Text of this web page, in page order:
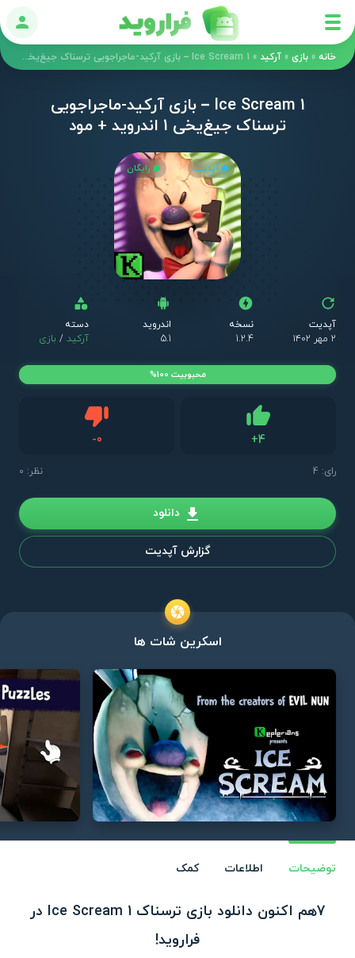
ورود
خانه » بازی » آرکید » Ice Scream 1 – بازی آرکید-ماجراجویی ترسناک جیغ‌یخی 1 اندروید + مود
Ice Scream 1 – بازی آرکید-ماجراجویی
ترسناک جیغ‌یخی 1 اندروید + مود
آپدیت رایگان
آپدیت
۲ مهر ۱۴۰۲
نسخه
1.2.4
اندروید
5.1
دسته
آرکید / بازی
+4
-0دیس لایک
رای: 4 نظر: 0
محبوبیت 100%
دانلود
گزارش آپدیت
اسکرین شات ها
توضیحات اطلاعات کمک
7هم اکنون دانلود بازی ترسناک Ice Scream 1 در
فراروید!